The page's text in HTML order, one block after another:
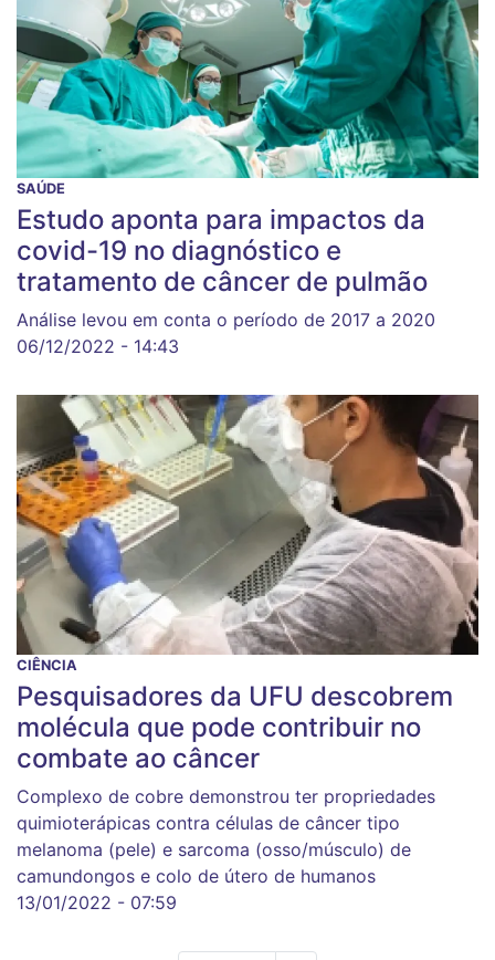
SAÚDE
Estudo aponta para impactos da
covid-19 no diagnóstico e
tratamento de câncer de pulmão
Análise levou em conta o período de 2017 a 2020
06/12/2022 - 14:43
CIÊNCIA
Pesquisadores da UFU descobrem
molécula que pode contribuir no
combate ao câncer
Complexo de cobre demonstrou ter propriedades
quimioterápicas contra células de câncer tipo
melanoma (pele) e sarcoma (osso/músculo) de
camundongos e colo de útero de humanos
13/01/2022 - 07:59